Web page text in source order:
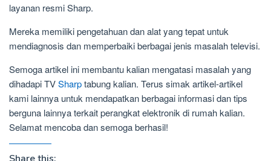
layanan resmi Sharp.
Mereka memiliki pengetahuan dan alat yang tepat untuk
mendiagnosis dan memperbaiki berbagai jenis masalah televisi.
Semoga artikel ini membantu kalian mengatasi masalah yang
dihadapi TVSharptabung kalian. Terus simak artikel-artikel
kami lainnya untuk mendapatkan berbagai informasi dan tips
berguna lainnya terkait perangkat elektronik di rumah kalian.
Selamat mencoba dan semoga berhasil!